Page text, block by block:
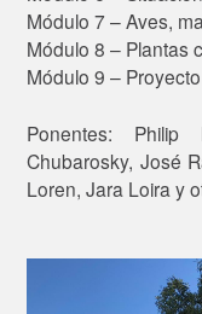
Módulo 7 – Aves,
Módulo 8 – Plantas
Módulo 9 –
Ponentes: Philip
Chubarosky, José
Loren, Jara Loira y